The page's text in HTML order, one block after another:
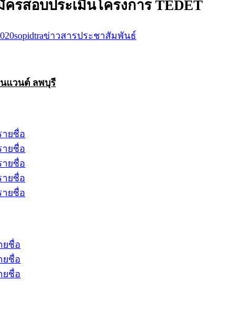
รสอบประเมินโครงการ TEDET
sopidtraข่าวสารประชาสัมพันธ์
แวนต์ ลพบุรี
ายชื่อ
ายชื่อ
ายชื่อ
ายชื่อ
ายชื่อ
ยชื่อ
ยชื่อ
ยชื่อ